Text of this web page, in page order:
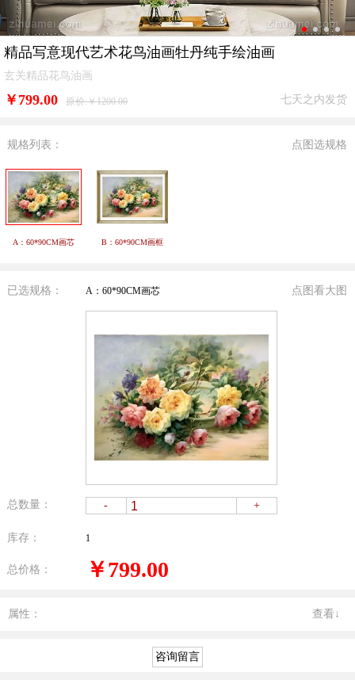
精品写意现代艺术花鸟油画牡丹纯手绘油画
玄关精品花鸟油画
￥ 799.00 原价:￥1200.00 七天之内发货
规格列表： 点图选规格
A：60*90CM画芯 B：60*90CM画框
已选规格： A：60*90CM画芯 点图看大图
总数量： - +
库存： 1
总价格： ￥799.00
属性： 查看↓